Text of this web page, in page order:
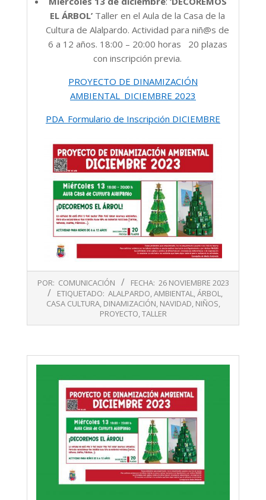
EL ÁRBOL’ Taller en el Aula de la Casa de la
Cultura de Alalpardo. Actividad para niñ@s de
6 a 12 años. 18:00 – 20:00 horas 20 plazas
con inscripción previa.
PROYECTO DE DINAMIZACIÓN
AMBIENTAL_DICIEMBRE 2023
PDA_Formulario de Inscripción DICIEMBRE
11-
POR: COMUNICACIÓN FECHA: 26 NOVIEMBRE 2023
ETIQUETADO: ALALPARDO AMBIENTAL ÁRBOL
CASA CULTURA, DINAMIZACIÓN NAVIDAD NIÑOS
PROYECTO TALLER